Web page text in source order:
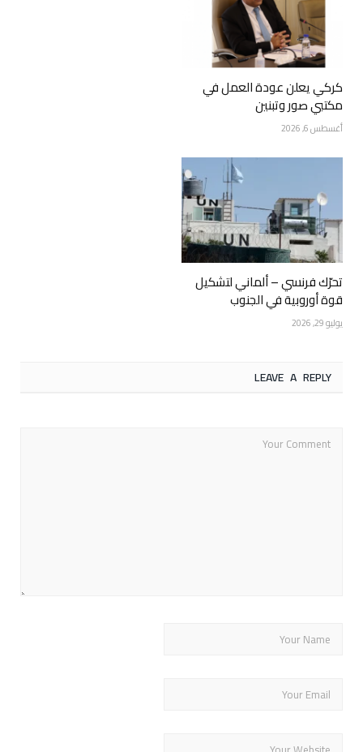
كركي يعلن عودة العمل في
مكتبي صور وتبنين
أغسطس 6, 2026
تحرّك فرنسي – ألماني لتشكيل
قوة أوروبية في الجنوب
يوليو 29, 2026
LEAVE A REPLY